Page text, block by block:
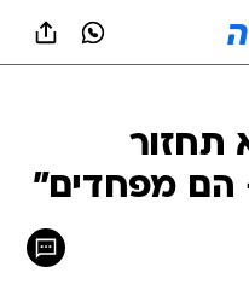
תחזור
- הם מפחדים"